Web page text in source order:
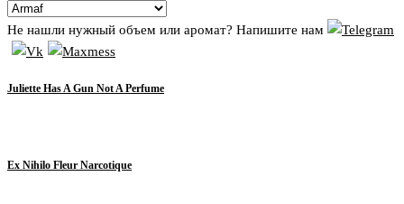
Не нашли нужный объем или аромат? Напишите нам
Juliette Has A Gun Not A Perfume
Ex Nihilo Fleur Narcotique